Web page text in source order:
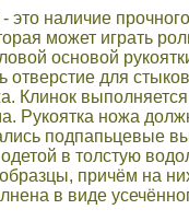
это наличие
может играть
основой
отверстие для
Клинок
Рукоятка ножа
подпапьцевые
одетой в толстую
причём на
в виде